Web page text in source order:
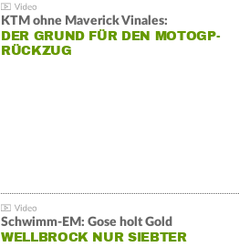
KTM ohne Maverick Vinales:
DER GRUND FÜR DEN MOTOGP-
RÜCKZUG
Schwimm-EM: Gose holt Gold
WELLBROCK NUR SIEBTER